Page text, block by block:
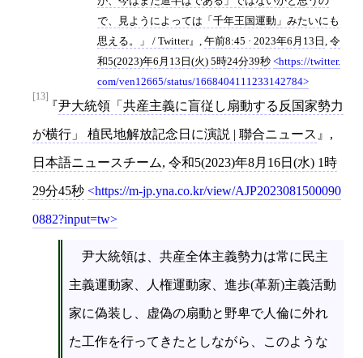
で、見ようによっては「千年王国運動」みたいにも
思える。」 / Twitter
, 午前8:45 · 2023年6月13日 , 令
和5(2023)年6月13日(火) 5時24分39秒
https://twitter.
com/ven12665/status/1668404111233142784
[13]
尹大統領「共産主義に盲従し扇動する反国家勢力
が横行」 植民地解放記念日に演説 | 聯合ニュース ,
日本語ニュースチーム, 令和5(2023)年8月16日(水) 1時
29分45秒 https://m-jp.yna.co.kr/view/AJP2023081500090
0882?input=tw
尹大統領は、共産全体主義勢力は常に民主
主義運動家、人権運動家、進歩(革新)主義活動
家に偽装し、虚偽の扇動と野卑で人倫に外れ
た工作を行ってきたとしながら、このような